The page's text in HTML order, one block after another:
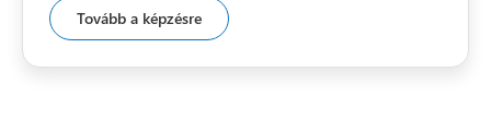
Tovább a képzésre